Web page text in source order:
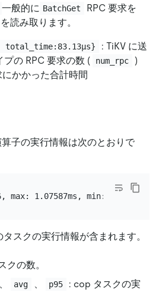
一般的に BatchGet
RPC 要求を
読み取ります。
total_time:83.13µs}
: TiKV に送
プの RPC 要求の数 ( num_rpc
)
かかった合計時間
子の実行情報は次のとおりで
タスクの実行情報が含まれます。
クの数。
、 avg 、 p95
: cop タスクの実